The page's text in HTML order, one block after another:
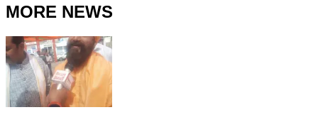
MORE NEWS